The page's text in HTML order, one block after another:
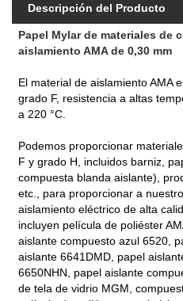
Descripción del Producto
Papel Mylar de materiales de
aislamiento AMA de 0,30 mm
El material de aislamiento AMA
grado F, resistencia a altas
a 220 °C.
Podemos proporcionar
F y grado H, incluidos barniz,
compuesta blanda aislante),
etc., para proporcionar a
aislamiento eléctrico de alta
incluyen película de poliéster
aislante compuesto azul 6520,
aislante 6641DMD, papel
6650NHN, papel aislante
de tela de vidrio MGM,